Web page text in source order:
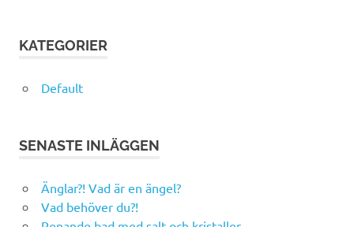
KATEGORIER
Default
SENASTE INLÄGGEN
Änglar?! Vad är en ängel?
Vad behöver du?!